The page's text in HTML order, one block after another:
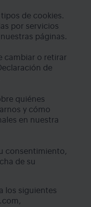
de cookies.
por servicios
páginas.
cambiar o retirar
de
quiénes
y cómo
en nuestra
consentimiento,
de su
los siguientes